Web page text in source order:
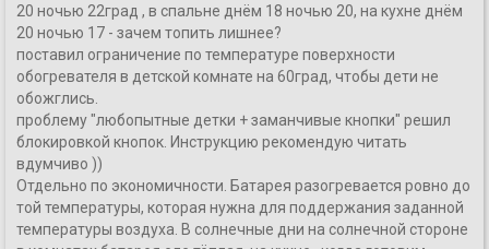
20 ночью 22град , в спальне днём 18 ночью 20, на кухне днём
20 ночью 17 - зачем топить лишнее?
поставил ограничение по температуре поверхности
обогревателя в детской комнате на 60град, чтобы дети не
обожглись.
проблему "любопытные детки + заманчивые кнопки" решил
блокировкой кнопок. Инструкцию рекомендую читать
вдумчиво ))
Отдельно по экономичности. Батарея разогревается ровно до
той температуры, которая нужна для поддержания заданной
температуры воздуха. В солнечные дни на солнечной стороне